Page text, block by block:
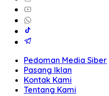
Pedoman Media Siber
Pasang Iklan
Kontak Kami
Tentang Kami